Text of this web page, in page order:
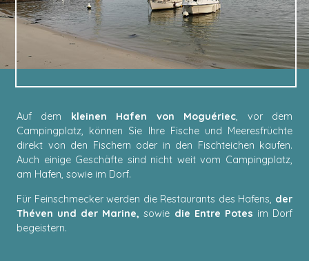
Auf dem kleinen Hafen von Moguériec, vor dem
Campingplatz, können Sie Ihre Fische und Meeresfrüchte
direkt von den Fischern oder in den Fischteichen kaufen.
Auch einige Geschäfte sind nicht weit vom Campingplatz,
am Hafen, sowie im Dorf.
Für Feinschmecker werden die Restaurants des Hafens, der
Théven und der Marine, sowie die Entre Potes im Dorf
begeistern.